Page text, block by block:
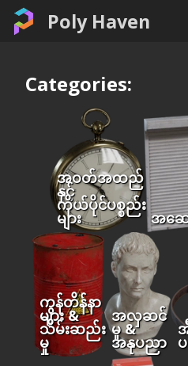
Poly Haven
Categories:
အဝတ်အထည်
နှင့်
ကိုယ်ပိုင်ပစ္စည်း
များ အဆ
ကွန်တိန်နာ
များ &
သိမ်းဆည်း
မှု
အလှဆင်
မှု &
အနုပညာ